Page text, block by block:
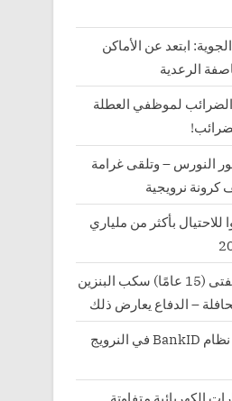
ابتعد عن الأماكن
الرعدية
لموظفي العطلة
النورس – وتلقى غرامة
للاحتيال بأكثر من ملياري
الشرطة ترى أن الفتى (15 عامًا) سكب البنزين
– الدفاع يعارض ذلك
تغييرات كبيرة في نظام BankID في النرويج